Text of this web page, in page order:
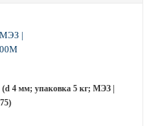
4 мм; упаковка 5 кг; МЭЗ |